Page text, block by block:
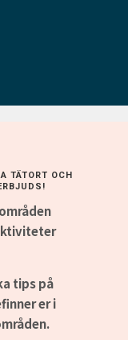
TÄTORT OCH
tips på
er i